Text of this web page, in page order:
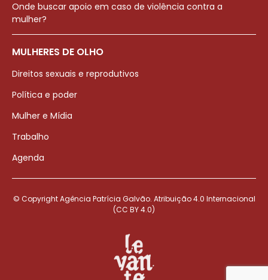
Onde buscar apoio em caso de violência contra a
mulher?
MULHERES DE OLHO
Direitos sexuais e reprodutivos
Política e poder
Mulher e Mídia
Trabalho
Agenda
© Copyright Agência Patrícia Galvão. Atribuição 4.0 Internacional
(CC BY 4.0)